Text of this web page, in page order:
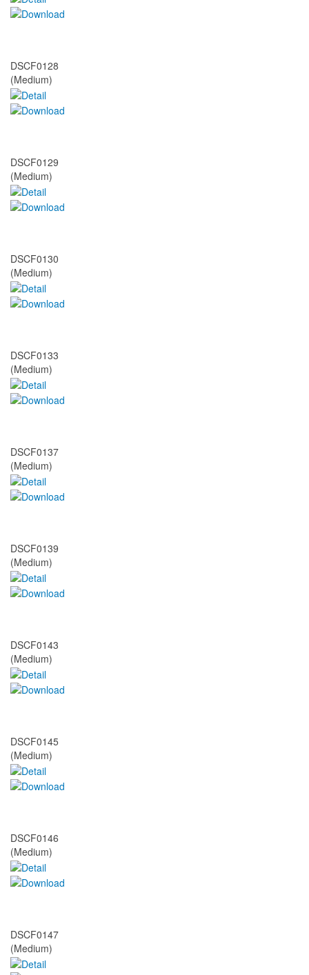
DSCF0128
(Medium)
DSCF0129
(Medium)
DSCF0130
(Medium)
DSCF0133
(Medium)
DSCF0137
(Medium)
DSCF0139
(Medium)
DSCF0143
(Medium)
DSCF0145
(Medium)
DSCF0146
(Medium)
DSCF0147
(Medium)